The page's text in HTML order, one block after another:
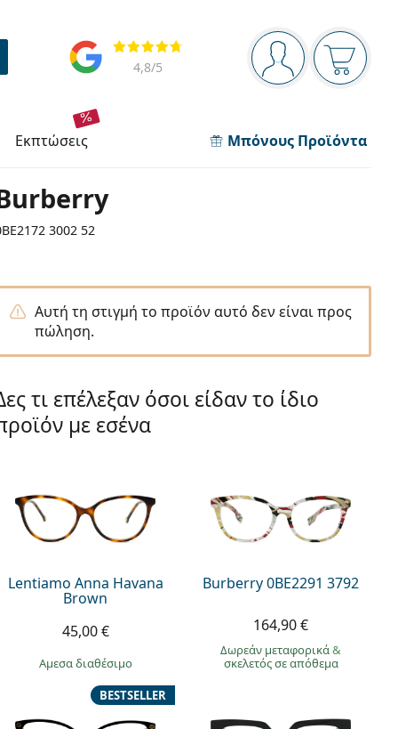
Πίνακας πλοήγησης
Είστε
Το
Αξιολογήσεις
4,8/5
εκπτώσεις Μπόνους Προϊόντα
3002 52
Αυτή τη στιγμή το προϊόν αυτό δεν είναι προς
πώληση.
τι επέλεξαν όσοι είδαν το ίδιο
με εσένα
Lentiamo Anna Havana
Brown
45,00 €
άμεσα διαθέσιμο
Burberry 0BE2291 3792
164,90 €
Δωρεάν μεταφορικά&
σκελετός σε απόθεμα
BESTSELLER